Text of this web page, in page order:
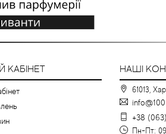
КАБІНЕТ НАШІ
61013,
+38
Пн-Пт: